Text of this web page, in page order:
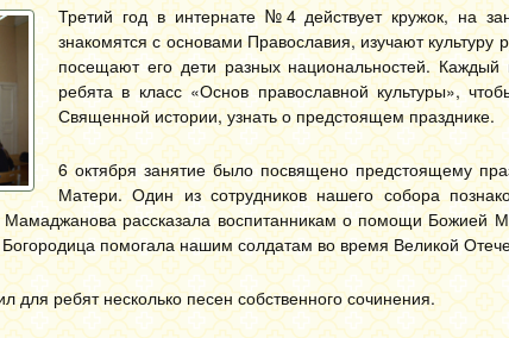
Третий год в интернате №4 действует кружок, на
знакомятся с основами Православия, изучают культуру
посещают его дети разных национальностей. Каждый
ребята в класс «Основ православной культуры»,
Священной истории, узнать о предстоящем празднике.
6 октября занятие было посвящено предстоящему
Матери. Один из сотрудников нашего собора
рассказала воспитанникам о помощи Божией
помогала нашим солдатам во время Великой
для ребят несколько песен собственного сочинения.